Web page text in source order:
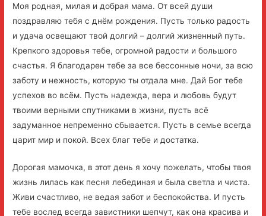
Моя родная, милая и добрая мама. От всей души
поздравляю тебя с днём рождения. Пусть только радость
и удача освещают твой долгий – долгий жизненный путь.
Крепкого здоровья тебе, огромной радости и большого
счастья. Я благодарен тебе за все бессонные ночи, за всю
заботу и нежность, которую ты отдала мне. Дай Бог тебе
успехов во всём. Пусть надежда, вера и любовь будут
твоими верными спутниками в жизни, пусть всё
задуманное непременно сбывается. Пусть в семье всегда
царит мир и покой. Всех благ тебе и достатка.
Дорогая мамочка, в этот день я хочу пожелать, чтобы твоя
жизнь лилась как песня лебединая и была светла и чиста.
Живи счастливо, не ведая забот и беспокойства. И пусть
тебе вослед всегда завистники шепчут, как она красива и